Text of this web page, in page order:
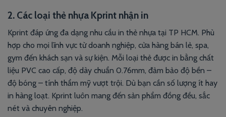
2. Các loại thẻ nhựa Kprint nhận in
Kprint đáp ứng đa dạng nhu cầu in thẻ nhựa tại TP HCM. Phù
hợp cho mọi lĩnh vực từ doanh nghiệp, cửa hàng bán lẻ, spa,
gym đến khách sạn và sự kiện. Mỗi loại thẻ được in bằng chất
liệu PVC cao cấp, độ dày chuẩn 0.76mm, đảm bảo độ bền –
độ bóng – tính thẩm mỹ vượt trội. Dù bạn cần số lượng ít hay
in hàng loạt. Kprint luôn mang đến sản phẩm đồng đều, sắc
nét và chuyên nghiệp.